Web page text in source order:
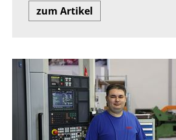
zum Artikel